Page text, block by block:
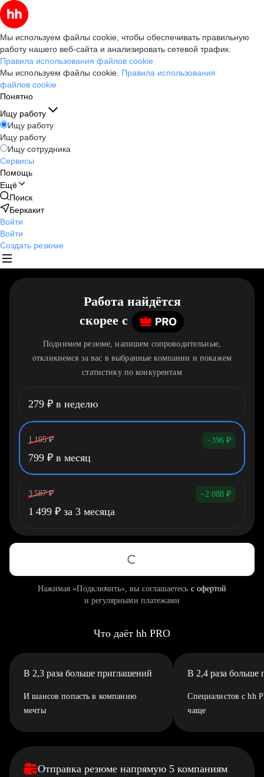
Мы используем файлы cookie, чтобы обеспечивать правильную
работу нашего веб-сайта и анализировать сетевой трафик.
Правила использования файлов cookie
Мы используем файлы cookie. Правила использования
файлов cookie
Понятно
Ищу работу
Ищу работу
Ищу работу
Ищу сотрудника
Сервисы
Помощь
Ещё
Поиск
Беркакит
Войти
Войти
Создать резюме
Работа найдётся
скорее c
Поднимем резюме, напишем сопроводительные,
откликнемся за вас в выбранные компании и покажем
статистику по конкурентам
279 ₽ в неделю
1 195 ₽ −396 ₽
799 ₽ в месяц
3 587 ₽ −2 088 ₽
1 499 ₽ за 3 месяца
Нажимая «Подключить», вы соглашаетесь с офертой
и регулярными платежами
Что даёт hh PRO
В 2,3 раза больше приглашений
И шансов попасть в компанию
мечты
В 2,4 раза больше
Специалистов с hh
чаще
Отправка резюме напрямую 5 компаниям